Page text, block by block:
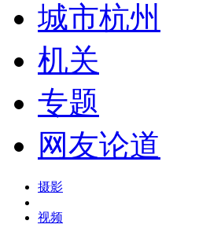
城市杭州
机关
专题
网友论道
摄影
视频